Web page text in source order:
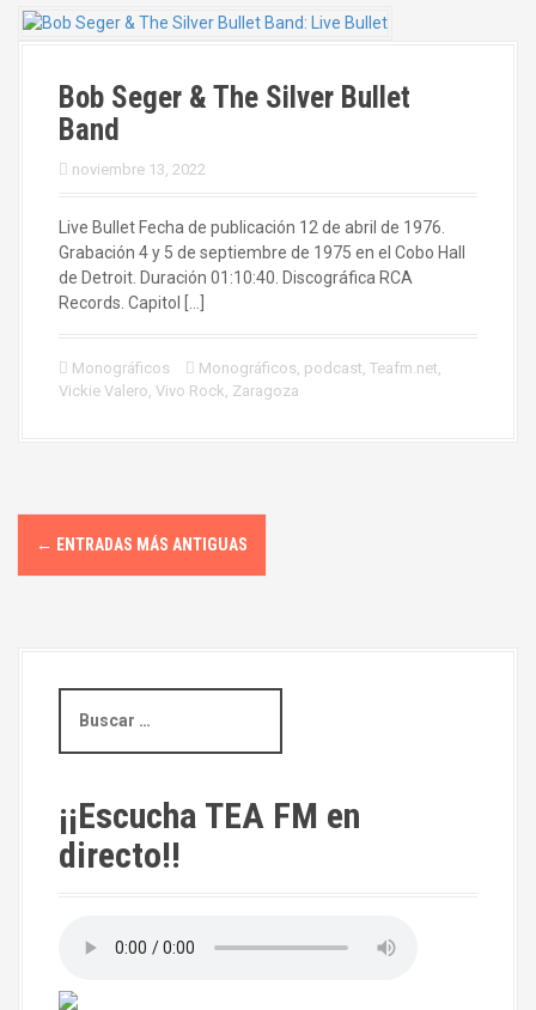
Bob Seger & The Silver Bullet
Band
noviembre 13, 2022
Live Bullet Fecha de publicación 12 de abril de 1976.
Grabación 4 y 5 de septiembre de 1975 en el Cobo Hall
de Detroit. Duración 01:10:40. Discográfica RCA
Records. Capitol […]
Monográficos Monográficos, podcast, Teafm.net,
Vickie Valero, Vivo Rock, Zaragoza
r
← ENTRADAS MÁS ANTIGUAS
s
:
¡¡Escucha TEA FM en
directo!!